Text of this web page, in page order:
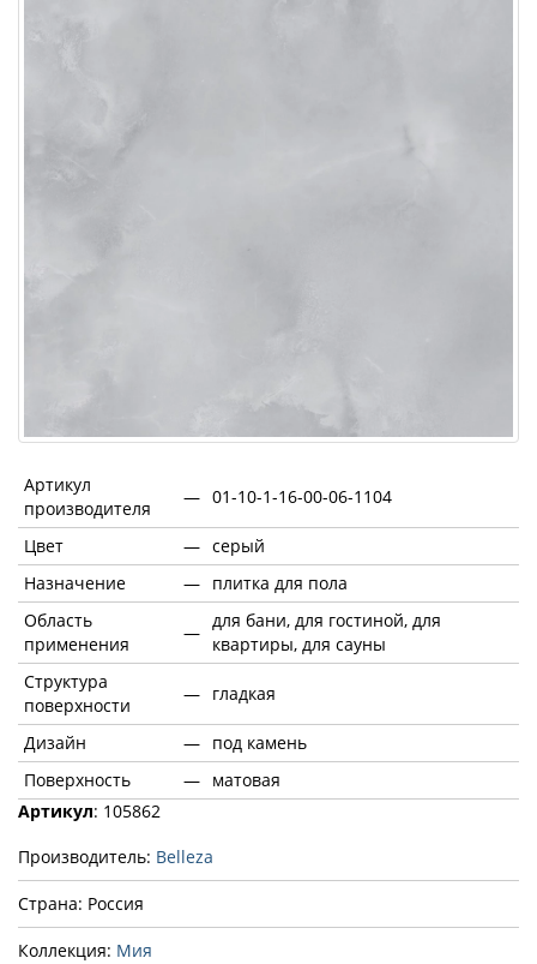
Артикул
производителя
— 01-10-1-16-00-06-1104
Цвет — серый
Назначение
— плитка для пола
Область
применения
—
для бани, для гостиной, для
квартиры, для сауны
Структура
поверхности
— гладкая
Дизайн — под камень
Поверхность
— матовая
Артикул: 105862
Производитель: Belleza
Страна: Россия
Коллекция: Мия